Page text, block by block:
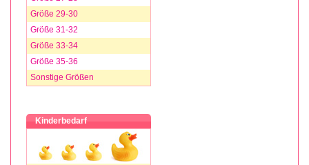
Größe 29-30
Größe 31-32
Größe 33-34
Größe 35-36
Sonstige Größen
Kinderbedarf